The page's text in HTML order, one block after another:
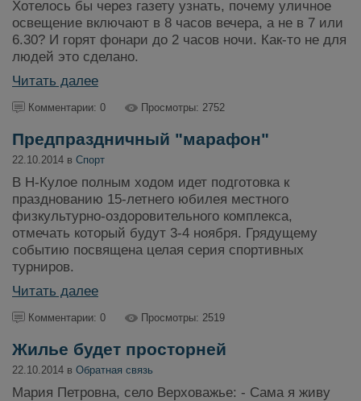
Хотелось бы через газету узнать, почему уличное
освещение включают в 8 часов вечера, а не в 7 или
6.30? И горят фонари до 2 часов ночи. Как-то не для
людей это сделано.
Читать далее
Комментарии: 0 Просмотры: 2752
Предпраздничный "марафон"
22.10.2014 в Спорт
В Н-Кулое полным ходом идет подготовка к
празднованию 15-летнего юбилея местного
физкультурно-оздоровительного комплекса,
отмечать который будут 3-4 ноября. Грядущему
событию посвящена целая серия спортивных
турниров.
Читать далее
Комментарии: 0 Просмотры: 2519
Жилье будет просторней
22.10.2014 в Обратная связь
Мария Петровна, село Верховажье: - Сама я живу